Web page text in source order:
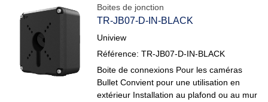
Boites de jonction
TR-JB07-D-IN-BLACK
Uniview
Référence: TR-JB07-D-IN-BLACK
Boite de connexions Pour les caméras
Bullet Convient pour une utilisation en
extérieur Installation au plafond ou au mur